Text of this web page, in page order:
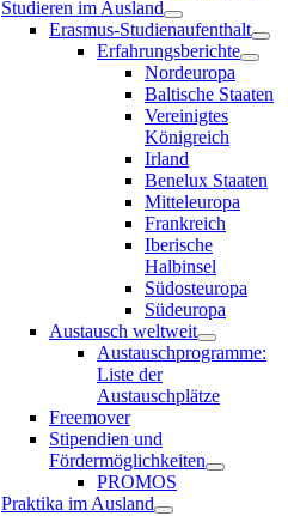
Studieren im Ausland
Erasmus-Studienaufenthalt
Erfahrungsberichte
Nordeuropa
Baltische Staaten
Vereinigtes
Königreich
Irland
Benelux Staaten
Mitteleuropa
Frankreich
Iberische
Halbinsel
Südosteuropa
Südeuropa
Austausch weltweit
Austauschprogramme:
Liste der
Austauschplätze
Freemover
Stipendien und
Fördermöglichkeiten
PROMOS
Praktika im Ausland